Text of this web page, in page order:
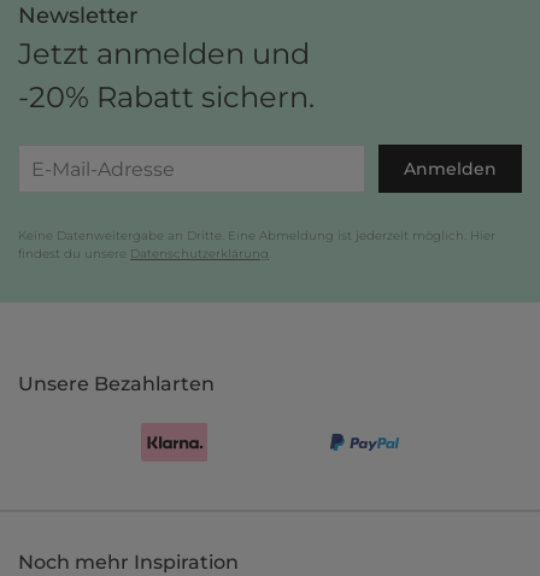
Newsletter
Jetzt anmelden und
-20% Rabatt sichern.
Anmelden
Keine Datenweitergabe an Dritte. Eine Abmeldung ist jederzeit möglich. Hier
findest du unsere Datenschutzerklärung
Unsere Bezahlarten
Noch mehr Inspiration